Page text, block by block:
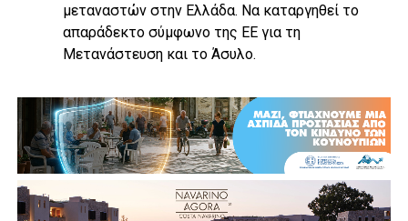
μεταναστών στην Ελλάδα. Να καταργηθεί το
απαράδεκτο σύμφωνο της ΕΕ για τη
Μετανάστευση και το Άσυλο.